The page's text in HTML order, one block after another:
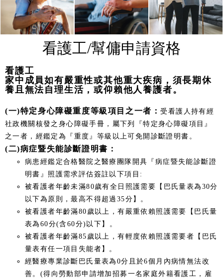
看護工/幫傭申請資格
看護工
家中成員如有嚴重性或其他重大疾病，須長期休
養且無法自理生活，或仰賴他人養護者。
(一)特定身心障礙重度等級項目之一者：受看護人持有經
社政機關核發之身心障礙手冊，屬下列『特定身心障礙項目』
之一者，經鑑定為『重度』等級以上可免開診斷證明書。
(二)病症暨失能診斷證明書：
病患經鑑定合格醫院之醫療團隊開具『病症暨失能診斷證
明書』照護需求評估簽註以下項目:
被看護者年齡未滿80歲有全日照護需要【巴氏量表為30分
以下為原則，最高不得超過35分】。
被看護者年齡滿80歲以上，有嚴重依賴照護需要【巴氏量
表為60分(含60分)以下】。
被看護者年齡滿85歲以上，有輕度依賴照護需要者【巴氏
量表有任一項目失能者】。
經醫療專業診斷巴氏量表為0分且於6個月內病情無法改
善。(得向勞動部申請增加招募一名家庭外籍看護工，雇